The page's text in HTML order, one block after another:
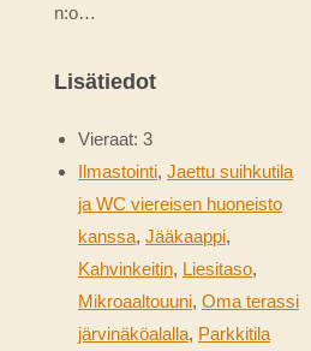
n:o…
Lisätiedot
Vieraat: 3
Ilmastointi, Jaettu suihkutila
ja WC viereisen huoneisto
kanssa, Jääkaappi,
Kahvinkeitin, Liesitaso,
Mikroaaltouuni, Oma terassi
järvinäköalalla, Parkkitila